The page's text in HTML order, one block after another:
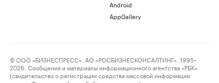
Android
AppGallery
© ООО «БИЗНЕСПРЕСС», АО «РОСБИЗНЕСКОНСАЛТИНГ», 1995–
2026. Сообщения и материалы информационного агентства «РБК»
(свидетельство о регистрации средства массовой информации